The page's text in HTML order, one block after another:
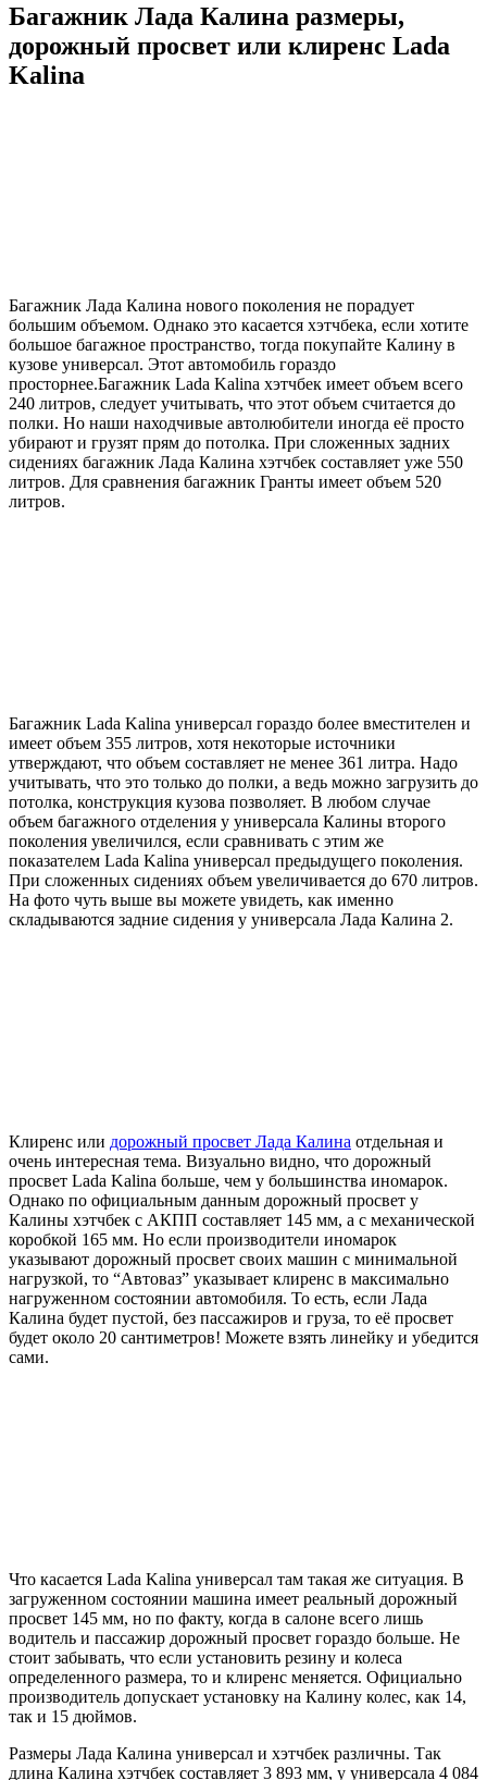
Багажник Лада Калина размеры,
дорожный просвет или клиренс Lada
Kalina
Багажник Лада Калина нового поколения не порадует
большим объемом. Однако это касается хэтчбека, если хотите
большое багажное пространство, тогда покупайте Калину в
кузове универсал. Этот автомобиль гораздо
просторнее.Багажник Lada Kalina хэтчбек имеет объем всего
240 литров, следует учитывать, что этот объем считается до
полки. Но наши находчивые автолюбители иногда её просто
убирают и грузят прям до потолка. При сложенных задних
сидениях багажник Лада Калина хэтчбек составляет уже 550
литров. Для сравнения багажник Гранты имеет объем 520
литров.
Багажник Lada Kalina универсал гораздо более вместителен и
имеет объем 355 литров, хотя некоторые источники
утверждают, что объем составляет не менее 361 литра. Надо
учитывать, что это только до полки, а ведь можно загрузить до
потолка, конструкция кузова позволяет. В любом случае
объем багажного отделения у универсала Калины второго
поколения увеличился, если сравнивать с этим же
показателем Lada Kalina универсал предыдущего поколения.
При сложенных сидениях объем увеличивается до 670 литров.
На фото чуть выше вы можете увидеть, как именно
складываются задние сидения у универсала Лада Калина 2.
Клиренс или дорожный просвет Лада Калина отдельная и
очень интересная тема. Визуально видно, что дорожный
просвет Lada Kalina больше, чем у большинства иномарок.
Однако по официальным данным дорожный просвет у
Калины хэтчбек с АКПП составляет 145 мм, а с механической
коробкой 165 мм. Но если производители иномарок
указывают дорожный просвет своих машин с минимальной
нагрузкой, то “Автоваз” указывает клиренс в максимально
нагруженном состоянии автомобиля. То есть, если Лада
Калина будет пустой, без пассажиров и груза, то её просвет
будет около 20 сантиметров! Можете взять линейку и убедится
сами.
Что касается Lada Kalina универсал там такая же ситуация. В
загруженном состоянии машина имеет реальный дорожный
просвет 145 мм, но по факту, когда в салоне всего лишь
водитель и пассажир дорожный просвет гораздо больше. Не
стоит забывать, что если установить резину и колеса
определенного размера, то и клиренс меняется. Официально
производитель допускает установку на Калину колес, как 14,
так и 15 дюймов.
Размеры Лада Калина универсал и хэтчбек различны. Так
длина Калина хэтчбек составляет 3 893 мм, у универсала 4 084